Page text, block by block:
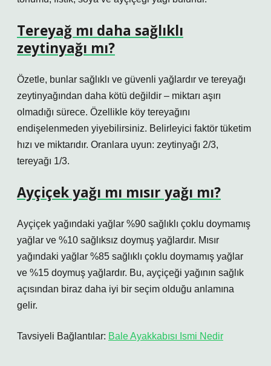
Tereyağ mı daha sağlıklı
zeytinyağı mı?
Özetle, bunlar sağlıklı ve güvenli yağlardır ve tereyağı
zeytinyağından daha kötü değildir – miktarı aşırı
olmadığı sürece. Özellikle köy tereyağını
endişelenmeden yiyebilirsiniz. Belirleyici faktör tüketim
hızı ve miktarıdır. Oranlara uyun: zeytinyağı 2/3,
tereyağı 1/3.
Ayçiçek yağı mı mısır yağı mı?
Ayçiçek yağındaki yağlar %90 sağlıklı çoklu doymamış
yağlar ve %10 sağlıksız doymuş yağlardır. Mısır
yağındaki yağlar %85 sağlıklı çoklu doymamış yağlar
ve %15 doymuş yağlardır. Bu, ayçiçeği yağının sağlık
açısından biraz daha iyi bir seçim olduğu anlamına
gelir.
Tavsiyeli Bağlantılar: Bale Ayakkabısı Ismi Nedir